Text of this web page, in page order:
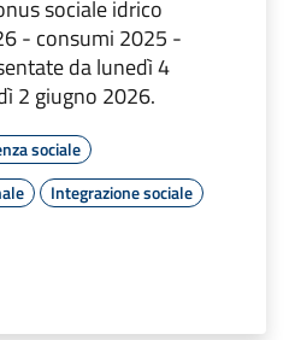
sociale idrico
- consumi 2025 -
da lunedì 4
2 giugno 2026.
sociale
Integrazione sociale